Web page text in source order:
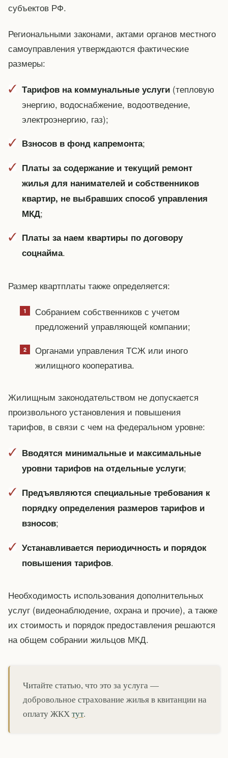
субъектов РФ.
Региональными законами, актами органов местного
самоуправления утверждаются фактические
размеры:
Тарифов на коммунальные услуги (тепловую
энергию, водоснабжение, водоотведение,
электроэнергию, газ);
Взносов в фонд капремонта;
Платы за содержание и текущий ремонт
жилья для нанимателей и собственников
квартир, не выбравших способ управления
МКД;
Платы за наем квартиры по договору
соцнайма.
Размер квартплаты также определяется:
Собранием собственников с учетом
предложений управляющей компании;
Органами управления ТСЖ или иного
жилищного кооператива.
Жилищным законодательством не допускается
произвольного установления и повышения
тарифов, в связи с чем на федеральном уровне:
Вводятся минимальные и максимальные
уровни тарифов на отдельные услуги;
Предъявляются специальные требования к
порядку определения размеров тарифов и
взносов;
Устанавливается периодичность и порядок
повышения тарифов.
Необходимость использования дополнительных
услуг (видеонаблюдение, охрана и прочие), а также
их стоимость и порядок предоставления решаются
на общем собрании жильцов МКД.
Читайте статью, что это за услуга —
добровольное страхование жилья в квитанции на
оплату ЖКХтут.